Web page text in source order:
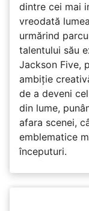
dintre cei mai
vreodată
urmărind
talentului său
Jackson Five,
ambiție
de a deveni
din lume,
afara scenei,
emblematice
începuturi.